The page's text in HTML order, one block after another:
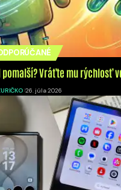
pomalší? Vráťte mu rýchlosť
26. júla 2026